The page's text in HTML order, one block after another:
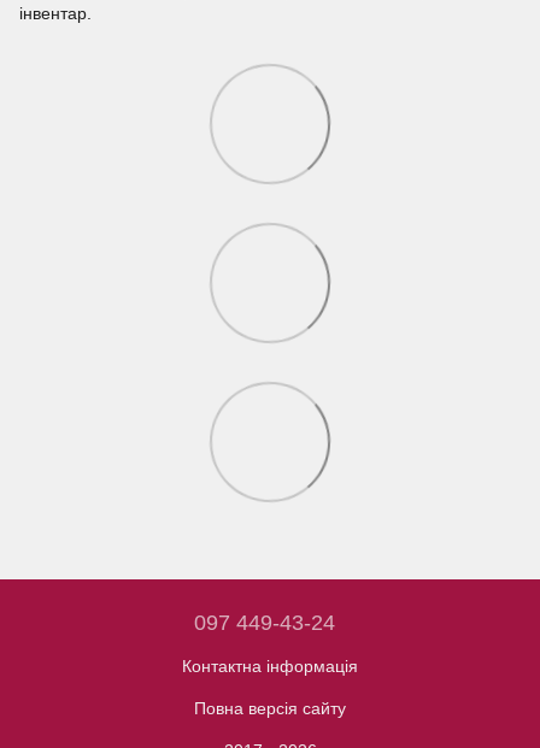
інвентар.
097 449-43-24
Контактна інформація
Повна версія сайту